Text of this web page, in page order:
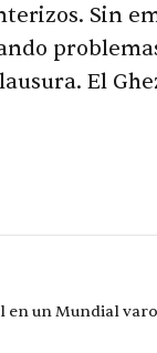
Sin
El
en un Mundial